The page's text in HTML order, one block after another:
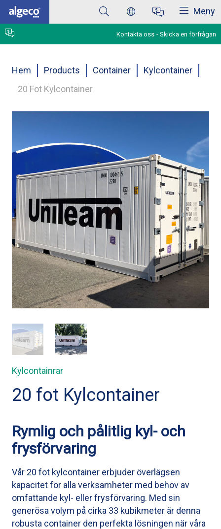
Hoppa
huvudinnehåll
Meny
Kontakta oss Skicka en förfrågan
Länkstig
Hem Products Container
Kylcontainer
20 Fot Kylcontainer
Kylcontainrar
20 fot Kylcontainer
Rymlig och pålitlig kyl- och
frysförvaring
Vår 20 fot kylcontainer erbjuder överlägsen
kapacitet för alla verksamheter med behov av
omfattande kyl- eller frysförvaring. Med sin
generösa volym på cirka 33 kubikmeter är denna
robusta container den perfekta lösningen när våra